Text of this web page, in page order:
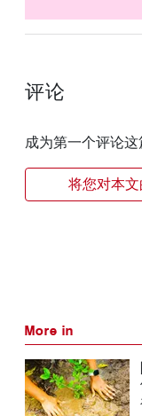
评论
成为第一个评论这
将您对本文
More in